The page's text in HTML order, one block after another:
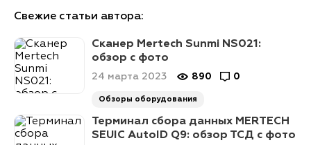
Свежие статьи автора:
Сканер Mertech Sunmi NS021:
обзор с фото
24 марта 2023 890 0
Обзоры оборудования
Терминал сбора данных MERTECH
SEUIC AutoID Q9: обзор ТСД с фото